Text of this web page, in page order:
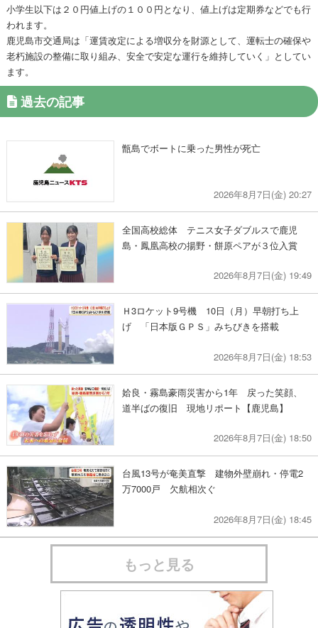
小学生以下は２０円値上げの１００円となり、値上げは定期券などでも行
われます。
鹿児島市交通局は「運賃改定による増収分を財源として、運転士の確保や
老朽施設の整備に取り組み、安全で安定な運行を維持していく」としてい
ます。
過去の記事
甑島でボートに乗った男性が死亡
2026年8月7日(金) 20:27
全国高校総体 テニス女子ダブルスで鹿児
島・鳳凰高校の揚野・餅原ペアが３位入賞
2026年8月7日(金) 19:49
Ｈ3ロケット9号機 10日（月）早朝打ち上
げ 「日本版ＧＰＳ」みちびきを搭載
2026年8月7日(金) 18:53
姶良・霧島豪雨災害から1年 戻った笑顔、
道半ばの復旧 現地リポート【鹿児島】
2026年8月7日(金) 18:50
台風13号が奄美直撃 建物外壁崩れ・停電2
万7000戸 欠航相次ぐ
2026年8月7日(金) 18:45
もっと見る